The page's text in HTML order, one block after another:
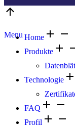
Menu Home
Produkte
Technologie
FAQ
Profil